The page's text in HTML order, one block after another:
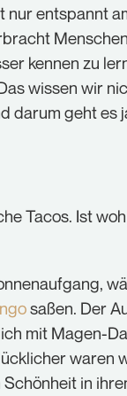
nur entspannt
kennen zu
wissen wir
darum geht es
Tacos. Ist
saßen. Der
mit Magen-
waren
in